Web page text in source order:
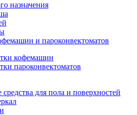
назначения
и пароконвектоматов
кофемашин
пароконвектоматов
для пола и поверхностей